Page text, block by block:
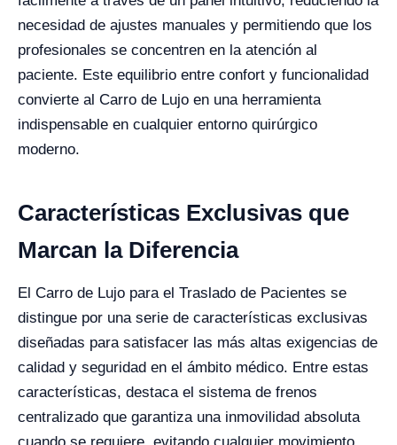
necesidad de ajustes manuales y permitiendo que los
profesionales se concentren en la atención al
paciente. Este equilibrio entre confort y funcionalidad
convierte al Carro de Lujo en una herramienta
indispensable en cualquier entorno quirúrgico
moderno.
Características Exclusivas que
Marcan la Diferencia
El Carro de Lujo para el Traslado de Pacientes se
distingue por una serie de características exclusivas
diseñadas para satisfacer las más altas exigencias de
calidad y seguridad en el ámbito médico. Entre estas
características, destaca el sistema de frenos
centralizado que garantiza una inmovilidad absoluta